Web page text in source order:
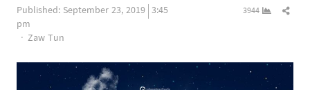
Published: September 23, 2019 3:45
pm
Author
Zaw Tun
3944